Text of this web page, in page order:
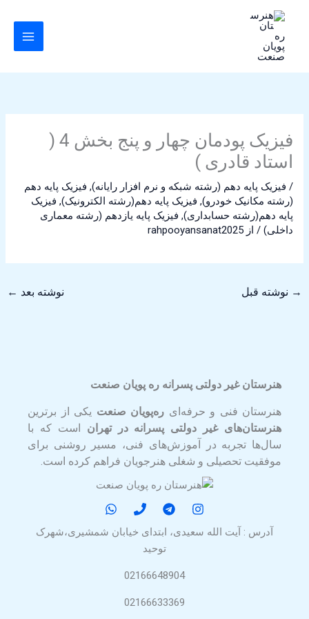
فیزیک پودمان چهار و پنج بخش 4 (
استاد قادری )
/ فیزیک پایه دهم (رشته شبکه و نرم افزار رایانه), فیزیک پایه دهم
(رشته مکانیک خودرو), فیزیک پایه دهم(رشته الکترونیک), فیزیک
پایه دهم(رشته حسابداری), فیزیک پایه یازدهم (رشته معماری
داخلی) / از rahpooyansanat2025
→ نوشته قبل نوشته بعد ←
هنرستان غیر دولتی پسرانه ره پویان صنعت
هنرستان فنی و حرفه‌ای ره‌پویان صنعت یکی از برترین
هنرستان‌های غیر دولتی پسرانه در تهران است که با
سال‌ها تجربه در آموزش‌های فنی، مسیر روشنی برای
موفقیت تحصیلی و شغلی هنرجویان فراهم کرده است.
آدرس : آیت الله سعیدی، ابتدای خیابان شمشیری،شهرک
توحید
02166648904
02166633369